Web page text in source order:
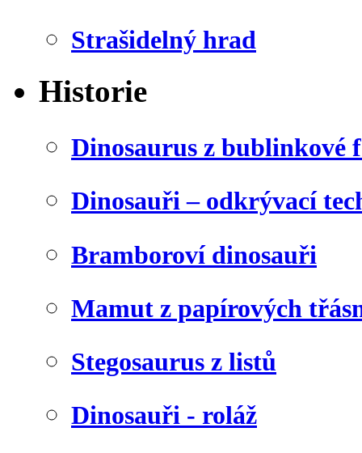
Strašidelný hrad
Historie
Dinosaurus z bublinkové
Dinosauři – odkrývací
Bramboroví dinosauři
Mamut z papírových
Stegosaurus z listů
Dinosauři - roláž